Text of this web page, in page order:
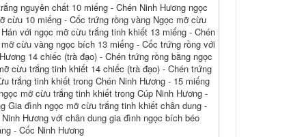
nguyên chất 10 miếng - Chén Ninh Hương ngọc
cừu 10 miếng - Cốc trứng rồng vàng Ngọc mỡ cừu
với ngọc mỡ cừu trắng tinh khiết 13 miếng - Chén
cừu vàng ngọc bích 13 miếng - Cốc trứng rồng với
14 chiếc (trà đạo) - Chén trứng rồng bằng ngọc
cừu trắng tinh khiết 14 chiếc (trà đạo) - Chén trứng
trắng tinh khiết trong Chén Ninh Hương - 15 miếng
mỡ cừu trắng tinh khiết trong Cúp Ninh Hương -
Gia đình ngọc mỡ cừu trắng tinh khiết chân dung -
Hương với chân dung gia đình ngọc bích béo
- Cốc Ninh Hương